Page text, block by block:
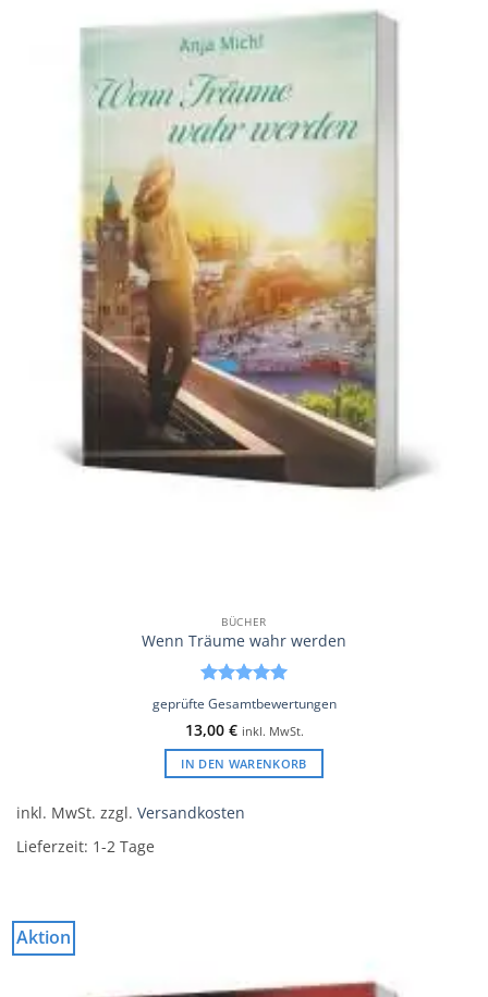
BÜCHER
Wenn Träume wahr werden
Bewertet
mit5von
5
geprüfte Gesamtbewertungen
13,00 € inkl. MwSt.
IN DEN WARENKORB
inkl. MwSt. zzgl. Versandkosten
Lieferzeit: 1-2 Tage
Aktion